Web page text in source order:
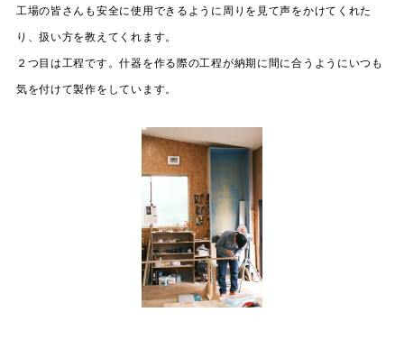
工場の皆さんも安全に使用できるように周りを見て声をかけてくれた
り、扱い方を教えてくれます。
２つ目は工程です。什器を作る際の工程が納期に間に合うようにいつも
気を付けて製作をしています。